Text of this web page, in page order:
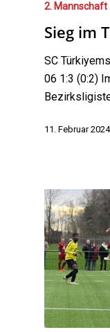
2. Mannschaft
Sieg im
SC
06 1:3 (0:2)
11. Februar 2024